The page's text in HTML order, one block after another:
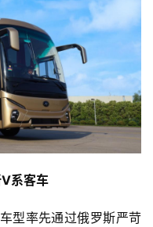
系客车
型率先通过俄罗斯严苛